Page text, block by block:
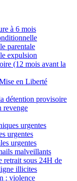
à 6 mois
parentale
expulsion
(12 mois avant la
en Liberté
détention provisoire
revenge
urgentes
urgentes
urgentes
malveillants
retrait sous 24H de
illicites
: violence